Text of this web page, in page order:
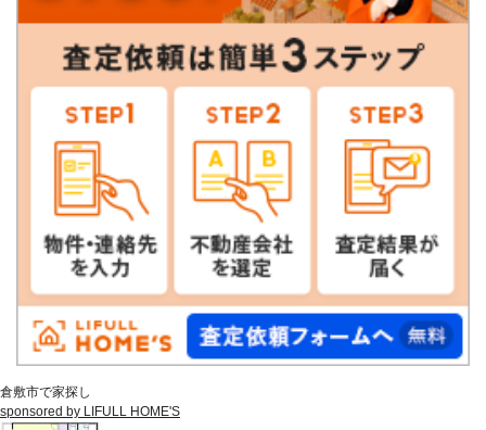
倉敷市で家探し
sponsored by LIFULL HOME'S